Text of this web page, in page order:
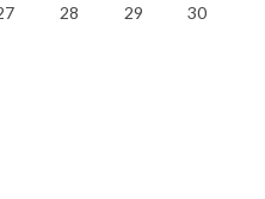
28 29 30